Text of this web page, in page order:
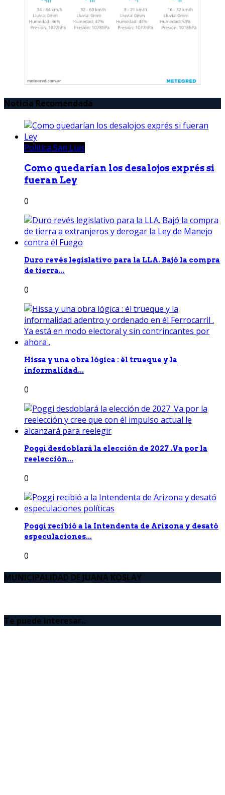
Noticia Recomendada
Política San Luis
Como quedarían los desalojos exprés si
fueran Ley
0
Duro revés legislativo para la LLA. Bajó la compra
de tierra...
0
Hissa y una obra lógica : él trueque y la
informalidad...
0
Poggi desdoblará la elección de 2027 .Va por la
reelección...
0
Poggi recibió a la Intendenta de Arizona y desató
especulaciones...
0
MUNICIPALIDAD DE JUANA KOSLAY
Te puede interesar..